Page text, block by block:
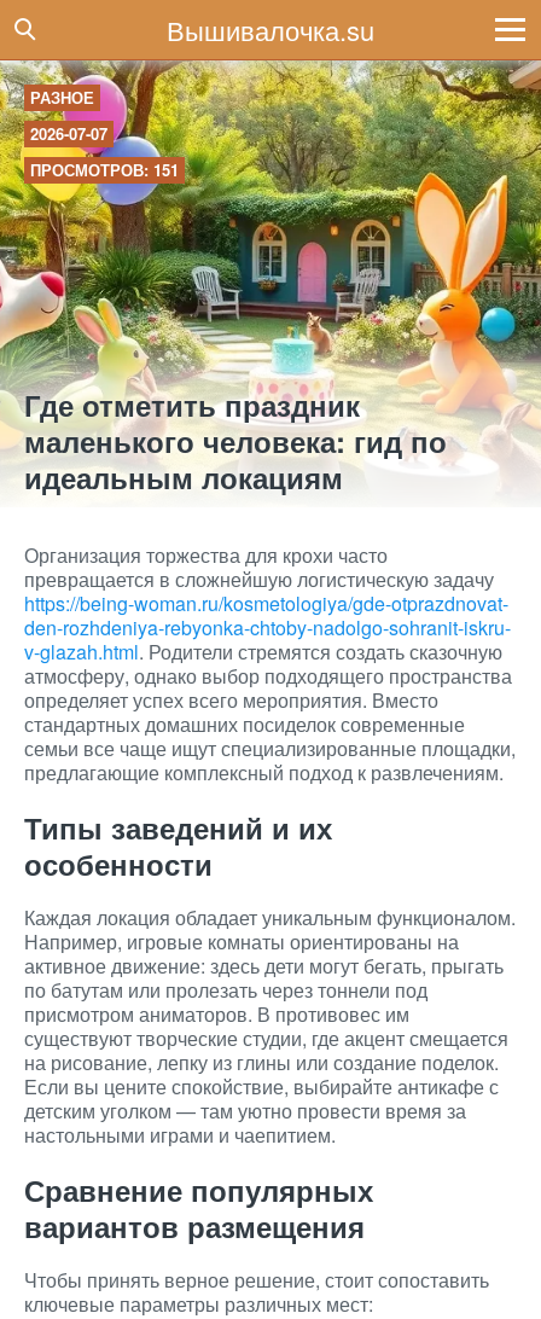
Вышивалочка.su
РАЗНОЕ
2026-07-07
ПРОСМОТРОВ: 151
Где отметить праздник
маленького человека: гид по
идеальным локациям
Организация торжества для крохи часто
превращается в сложнейшую логистическую задачу
https://being-woman.ru/kosmetologiya/gde-otprazdnovat-
den-rozhdeniya-rebyonka-chtoby-nadolgo-sohranit-iskru-
v-glazah.html. Родители стремятся создать сказочную
атмосферу, однако выбор подходящего пространства
определяет успех всего мероприятия. Вместо
стандартных домашних посиделок современные
семьи все чаще ищут специализированные площадки,
предлагающие комплексный подход к развлечениям.
Типы заведений и их
особенности
Каждая локация обладает уникальным функционалом.
Например, игровые комнаты ориентированы на
активное движение: здесь дети могут бегать, прыгать
по батутам или пролезать через тоннели под
присмотром аниматоров. В противовес им
существуют творческие студии, где акцент смещается
на рисование, лепку из глины или создание поделок.
Если вы цените спокойствие, выбирайте антикафе с
детским уголком — там уютно провести время за
настольными играми и чаепитием.
Сравнение популярных
вариантов размещения
Чтобы принять верное решение, стоит сопоставить
ключевые параметры различных мест: